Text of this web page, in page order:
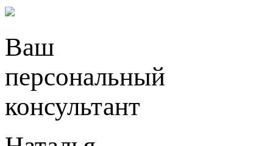
Ваш
персональный
консультант